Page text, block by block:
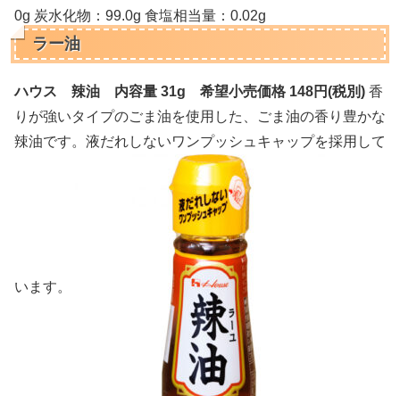
0g 炭水化物：99.0g 食塩相当量：0.02g
ラー油
ハウス 辣油 内容量 31g 希望小売価格 148円(税別) 香
りが強いタイプのごま油を使用した、ごま油の香り豊かな
辣油です。液だれしないワンプッシュキャップを採用して
います。